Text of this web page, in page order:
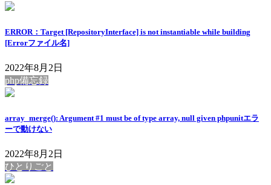
ERROR：Target [RepositoryInterface] is not instantiable while building
[Errorファイル名]
2022年8月2日
php備忘録
array_merge(): Argument #1 must be of type array, null given phpunitエラ
ーで動けない
2022年8月2日
ひとりごと